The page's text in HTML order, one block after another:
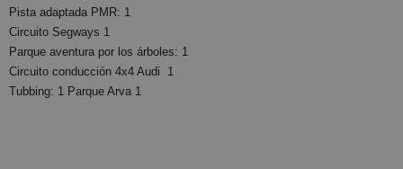
Pista adaptada PMR: 1
Circuito Segways 1
Parque aventura por los árboles: 1
Circuito conducción 4x4 Audi 1
Tubbing: 1 Parque Arva 1